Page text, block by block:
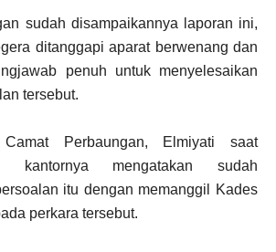
sudah disampaikannya laporan ini,
ditanggapi aparat berwenang dan
penuh untuk menyelesaikan
tersebut.
Perbaungan, Elmiyati saat
kantornya mengatakan sudah
itu dengan memanggil Kades
perkara tersebut.